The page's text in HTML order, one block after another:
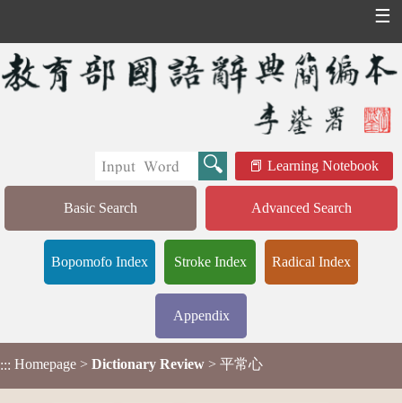
☰
Learning Notebook
Basic Search Advanced Search
Bopomofo Index Stroke Index Radical Index
Appendix
::: Homepage > Dictionary Review > 平常心